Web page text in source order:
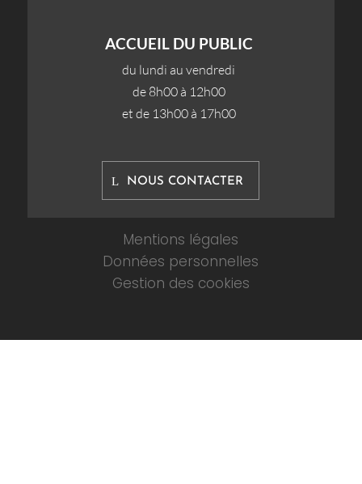
ACCUEIL DU PUBLIC
du lundi au vendredi
de 8h00 à 12h00
et de 13h00 à 17h00
NOUS CONTACTER
Mentions légales
Données personnelles
Gestion des cookies